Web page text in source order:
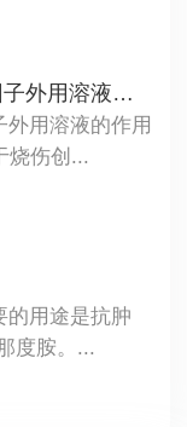
重组牛碱性成纤维细胞生长因子外用溶液的功效与作用
用溶液的作用
烧伤创...
的用途是抗肿
度胺。...